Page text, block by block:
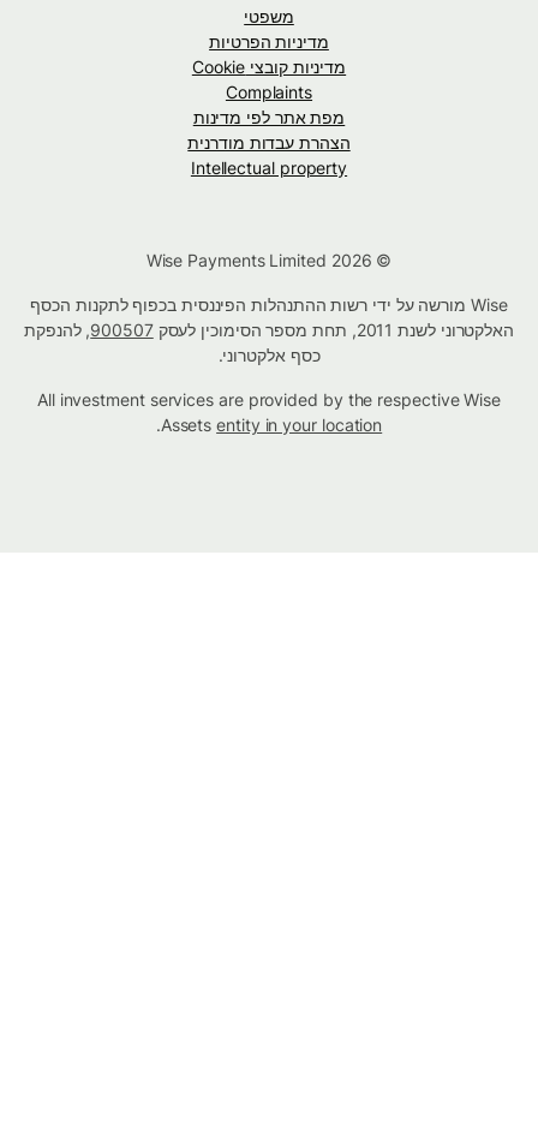
משפטי
מדיניות הפרטיות
מדיניות קובצי Cookie
Complaints
מפת אתר לפי מדינות
הצהרת עבדות מודרנית
Intellectual property
Wise מורשה על ידי רשות ההתנהלות הפיננסית בכפוף לתקנות הכסף
האלקטרוני לשנת 2011, תחת מספר הסימוכין לעסק
900507, להנפקת
כסף אלקטרוני.
All investment services are provided by the respective Wise
Assetsentity in your location
.